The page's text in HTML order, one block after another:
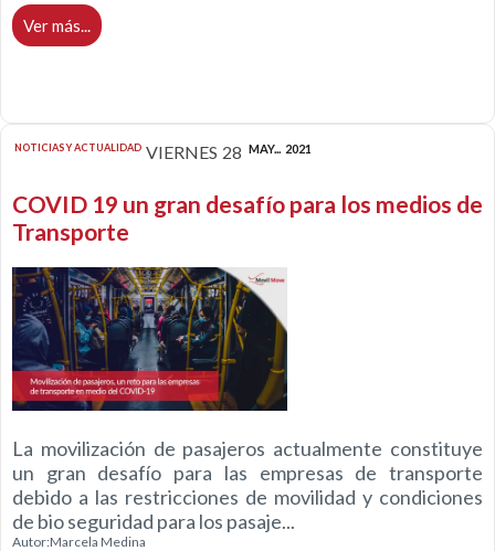
Ver más...
NOTICIAS Y ACTUALIDAD VIERNES 28 MAY... 2021
COVID 19 un gran desafío para los medios de
Transporte
La movilización de pasajeros actualmente constituye
un gran desafío para las empresas de transporte
debido a las restricciones de movilidad y condiciones
de bio seguridad para los pasaje...
Autor:Marcela Medina